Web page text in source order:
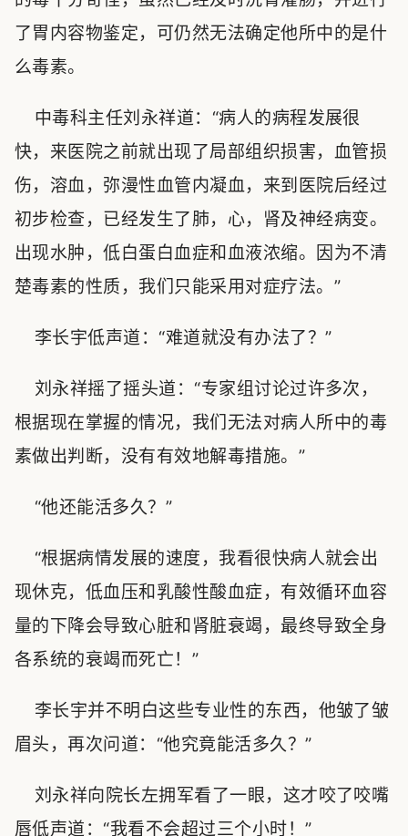
了胃内容物鉴定，可仍然无法确定他所中的是什
么毒素。
中毒科主任刘永祥道：“病人的病程发展很
快，来医院之前就出现了局部组织损害，血管损
伤，溶血，弥漫性血管内凝血，来到医院后经过
初步检查，已经发生了肺，心，肾及神经病变。
出现水肿，低白蛋白血症和血液浓缩。因为不清
楚毒素的性质，我们只能采用对症疗法。”
李长宇低声道：“难道就没有办法了？”
刘永祥摇了摇头道：“专家组讨论过许多次，
根据现在掌握的情况，我们无法对病人所中的毒
素做出判断，没有有效地解毒措施。”
“他还能活多久？”
“根据病情发展的速度，我看很快病人就会出
现休克，低血压和乳酸性酸血症，有效循环血容
量的下降会导致心脏和肾脏衰竭，最终导致全身
各系统的衰竭而死亡！”
李长宇并不明白这些专业性的东西，他皱了皱
眉头，再次问道：“他究竟能活多久？”
刘永祥向院长左拥军看了一眼，这才咬了咬嘴
唇低声道：“我看不会超过三个小时！”